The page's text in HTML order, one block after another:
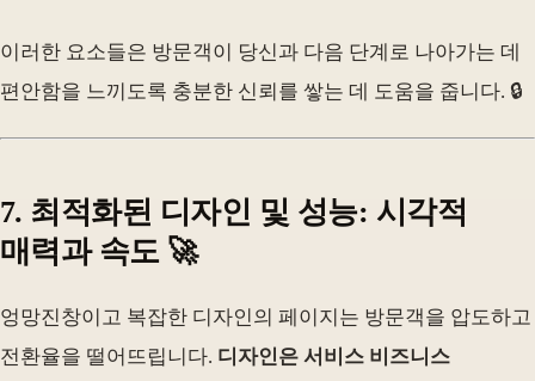
이러한 요소들은 방문객이 당신과 다음 단계로 나아가는 데
편안함을 느끼도록 충분한 신뢰를 쌓는 데 도움을 줍니다. 🔒
7. 최적화된 디자인 및 성능: 시각적
매력과 속도 🚀
엉망진창이고 복잡한 디자인의 페이지는 방문객을 압도하고
전환율을 떨어뜨립니다. 디자인은 서비스 비즈니스